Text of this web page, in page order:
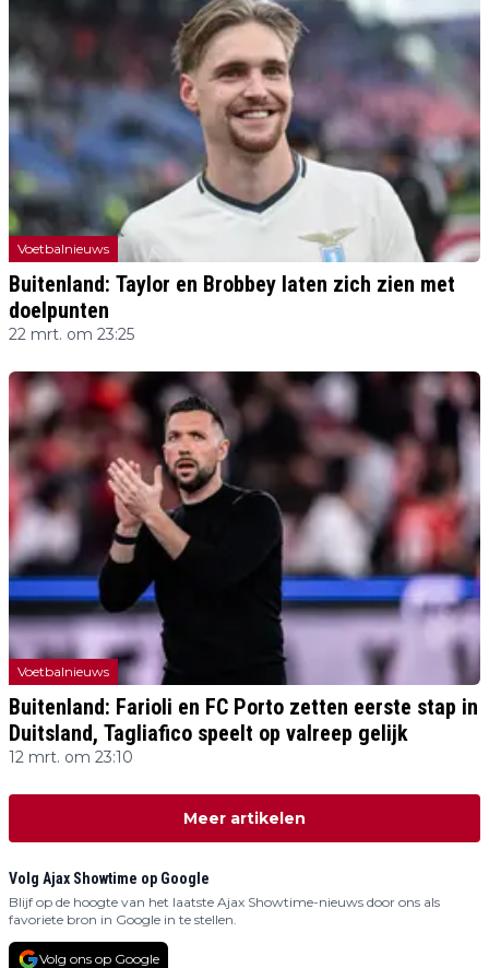
Voetbalnieuws
Buitenland: Taylor en Brobbey laten zich zien met
doelpunten
22 mrt. om 23:25
Voetbalnieuws
Buitenland: Farioli en FC Porto zetten eerste stap in
Duitsland, Tagliafico speelt op valreep gelijk
12 mrt. om 23:10
Meer artikelen
Volg Ajax Showtime op Google
Blijf op de hoogte van het laatste Ajax Showtime-nieuws door ons als
favoriete bron in Google in te stellen.
Volg ons op Google